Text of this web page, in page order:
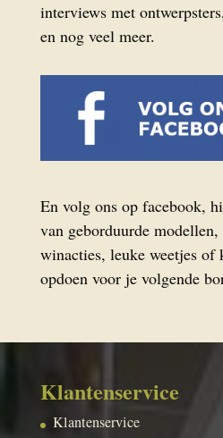
interviews met
en nog veel meer.
En volg ons op facebook,
van geborduurde
winacties, leuke weetjes of
opdoen voor je volgende
Klantenservice
Klantenservice